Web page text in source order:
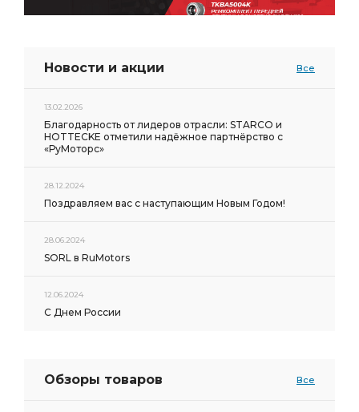
Новости и акции Все
13.02.2026
Благодарность от лидеров отрасли: STARCO и
HOTTECKE отметили надёжное партнёрство с
«РуМоторс»
28.12.2024
Поздравляем вас с наступающим Новым Годом!
28.06.2024
SORL в RuMotors
12.06.2024
С Днем России
Обзоры товаров Все